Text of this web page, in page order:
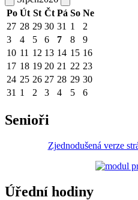
Po Út St Čt Pá So Ne
27 28 29 30 31 1
2
3
4 5 6 7 8
9
10 11 12 13 14 15 16
17 18 19 20 21 22 23
24 25 26 27 28 29 30
31 1 2 3 4 5 6
Senioři
Zjednodušená verze
Úřední hodiny